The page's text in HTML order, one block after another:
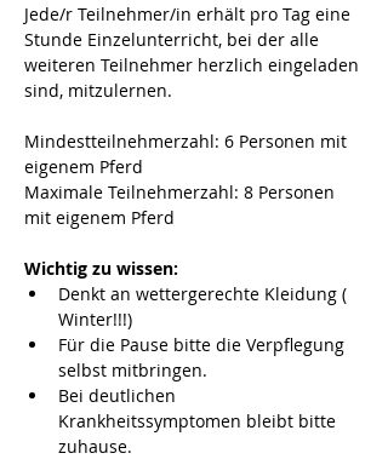
Jede/r Teilnehmer/in erhält pro Tag eine
Stunde Einzelunterricht, bei der alle
weiteren Teilnehmer herzlich eingeladen
sind, mitzulernen.
Mindestteilnehmerzahl: 6 Personen mit
eigenem Pferd
Maximale Teilnehmerzahl: 8 Personen
mit eigenem Pferd
Wichtig zu wissen:
Denkt an wettergerechte Kleidung (
Winter!!!)
Für die Pause bitte die Verpflegung
selbst mitbringen.
Bei deutlichen
Krankheitssymptomen bleibt bitte
zuhause.